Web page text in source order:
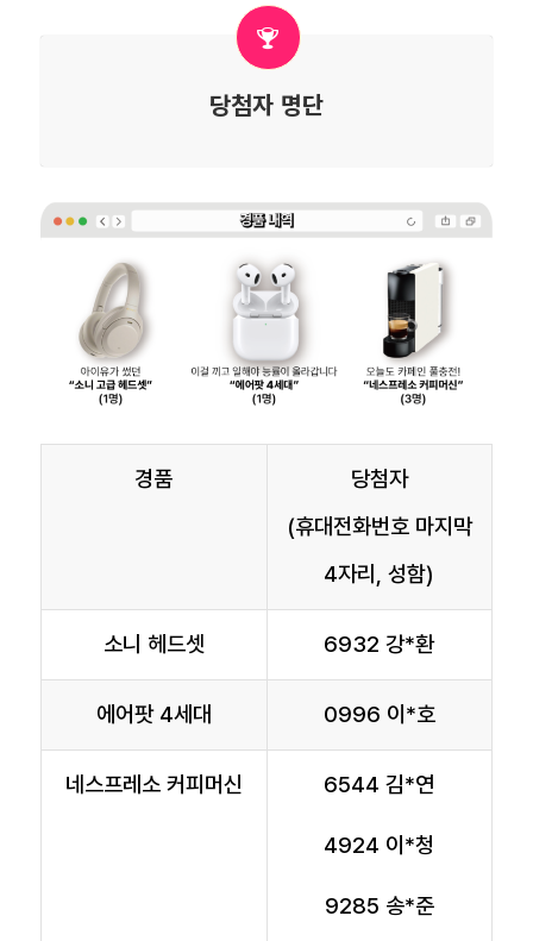
당첨자 명단
경품
당첨자
(휴대전화번호 마지막
4자리, 성함)
소니 헤드셋 6932 강*환
에어팟 4세대 0996 이*호
네스프레소 커피머신 6544 김*연
4924 이*청
9285 송*준